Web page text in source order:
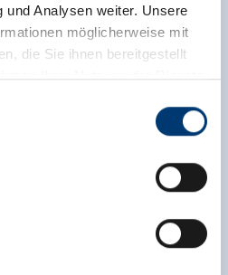
und Analysen weiter. Unsere
möglicherweise mit
die Sie ihnen bereitgestellt
Ihrer Nutzung der Dienste
van de andere
van de